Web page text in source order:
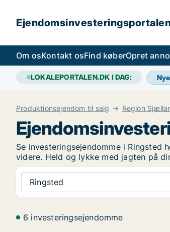
Om osKontakt osFind køberOpret
LOKALEPORTALEN.DK I DAG:
Produktionsejendom til salg Region
Se investeringsejendomme i Ringsted
videre. Held og lykke med jagten på
Ringsted
6 investeringsejendomme